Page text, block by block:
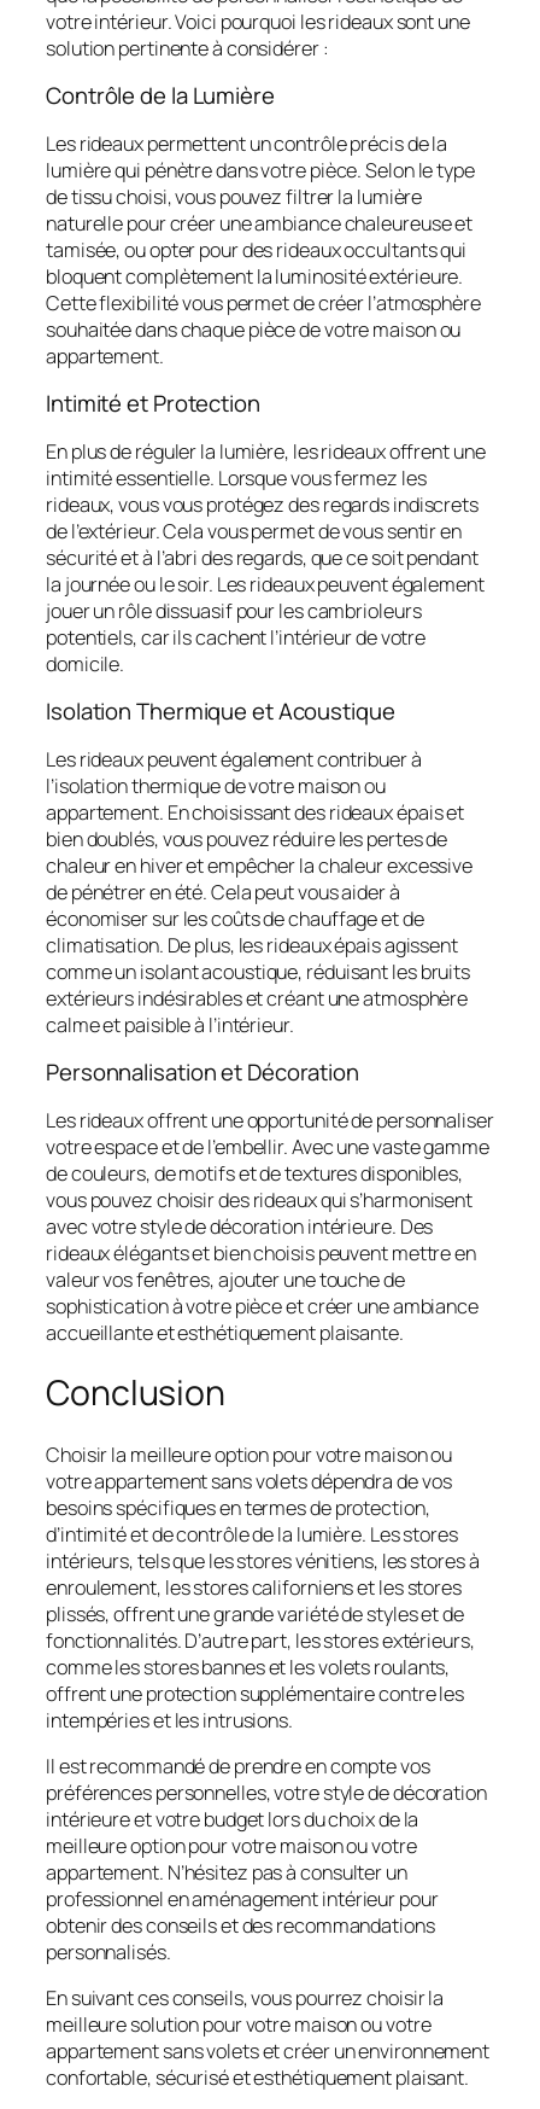
votre intérieur. Voici pourquoi les rideaux sont une
solution pertinente à considérer :
Contrôle de la Lumière
Les rideaux permettent un contrôle précis de la
lumière qui pénètre dans votre pièce. Selon le type
de tissu choisi, vous pouvez filtrer la lumière
naturelle pour créer une ambiance chaleureuse et
tamisée, ou opter pour des rideaux occultants qui
bloquent complètement la luminosité extérieure.
Cette flexibilité vous permet de créer l’atmosphère
souhaitée dans chaque pièce de votre maison ou
appartement.
Intimité et Protection
En plus de réguler la lumière, les rideaux offrent une
intimité essentielle. Lorsque vous fermez les
rideaux, vous vous protégez des regards indiscrets
de l’extérieur. Cela vous permet de vous sentir en
sécurité et à l’abri des regards, que ce soit pendant
la journée ou le soir. Les rideaux peuvent également
jouer un rôle dissuasif pour les cambrioleurs
potentiels, car ils cachent l’intérieur de votre
domicile.
Isolation Thermique et Acoustique
Les rideaux peuvent également contribuer à
l’isolation thermique de votre maison ou
appartement. En choisissant des rideaux épais et
bien doublés, vous pouvez réduire les pertes de
chaleur en hiver et empêcher la chaleur excessive
de pénétrer en été. Cela peut vous aider à
économiser sur les coûts de chauffage et de
climatisation. De plus, les rideaux épais agissent
comme un isolant acoustique, réduisant les bruits
extérieurs indésirables et créant une atmosphère
calme et paisible à l’intérieur.
Personnalisation et Décoration
Les rideaux offrent une opportunité de personnaliser
votre espace et de l’embellir. Avec une vaste gamme
de couleurs, de motifs et de textures disponibles,
vous pouvez choisir des rideaux qui s’harmonisent
avec votre style de décoration intérieure. Des
rideaux élégants et bien choisis peuvent mettre en
valeur vos fenêtres, ajouter une touche de
sophistication à votre pièce et créer une ambiance
accueillante et esthétiquement plaisante.
Conclusion
Choisir la meilleure option pour votre maison ou
votre appartement sans volets dépendra de vos
besoins spécifiques en termes de protection,
d’intimité et de contrôle de la lumière. Les stores
intérieurs, tels que les stores vénitiens, les stores à
enroulement, les stores californiens et les stores
plissés, offrent une grande variété de styles et de
fonctionnalités. D’autre part, les stores extérieurs,
comme les stores bannes et les volets roulants,
offrent une protection supplémentaire contre les
intempéries et les intrusions.
Il est recommandé de prendre en compte vos
préférences personnelles, votre style de décoration
intérieure et votre budget lors du choix de la
meilleure option pour votre maison ou votre
appartement. N’hésitez pas à consulter un
professionnel en aménagement intérieur pour
obtenir des conseils et des recommandations
personnalisés.
En suivant ces conseils, vous pourrez choisir la
meilleure solution pour votre maison ou votre
appartement sans volets et créer un environnement
confortable, sécurisé et esthétiquement plaisant.